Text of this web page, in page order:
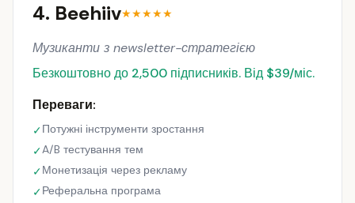
4. Beehiiv★★★★★
Музиканти з newsletter-стратегією
Безкоштовно до 2,500 підписників. Від $39/міс.
Переваги:
✓Потужні інструменти зростання
✓A/B тестування тем
✓Монетизація через рекламу
✓Реферальна програма